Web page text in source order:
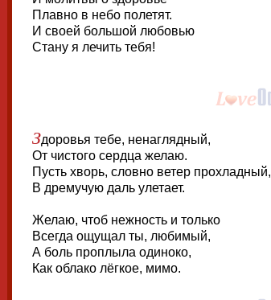
Плавно в небо полетят.
И своей большой любовью
Стану я лечить тебя!
Здоровья тебе, ненаглядный,
От чистого сердца желаю.
Пусть хворь, словно ветер прохладный,
В дремучую даль улетает.
Желаю, чтоб нежность и только
Всегда ощущал ты, любимый,
А боль проплыла одиноко,
Как облако лёгкое, мимо.